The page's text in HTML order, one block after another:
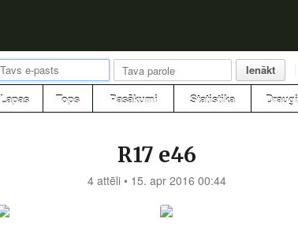
Ienākt
Lapas Tops Pasākumi Statistika Draugi
R17 e46
4 attēli • 15. apr 2016 00:44